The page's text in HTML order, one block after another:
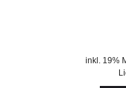
inkl. 19%